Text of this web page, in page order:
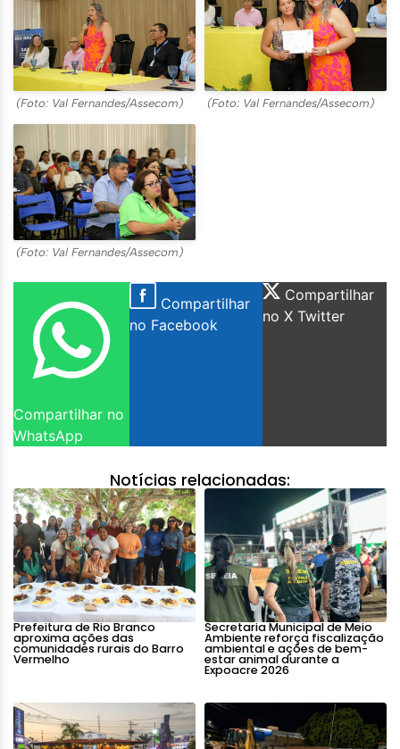
(Foto: Val Fernandes/Assecom) (Foto: Val Fernandes/Assecom)
(Foto: Val Fernandes/Assecom)
Compartilhar no
WhatsApp
Compartilhar
no Facebook
Compartilhar
no X Twitter
Notícias relacionadas:
Prefeitura de Rio Branco
aproxima ações das
comunidades rurais do Barro
Vermelho
Secretaria Municipal de Meio
Ambiente reforça fiscalização
ambiental e ações de bem-
estar animal durante a
Expoacre 2026